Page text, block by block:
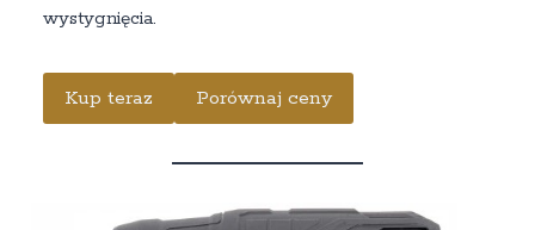
wystygnięcia.
Kup teraz Porównaj ceny